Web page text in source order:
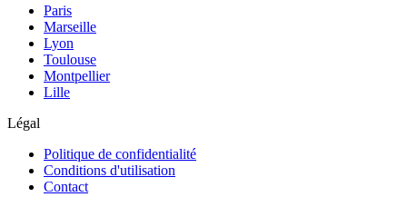
Paris
Marseille
Lyon
Toulouse
Montpellier
Lille
Légal
Politique de confidentialité
Conditions d'utilisation
Contact